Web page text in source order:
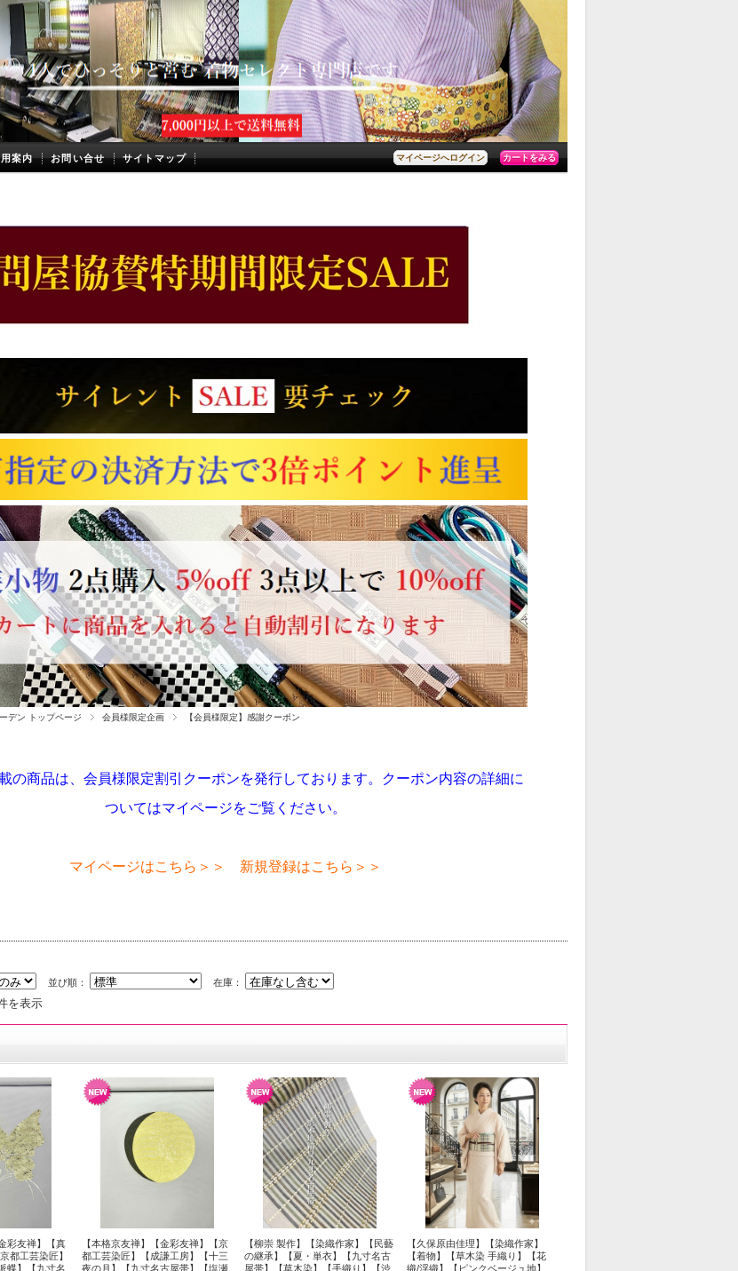
マイページへログイン カートをみる
案内 お問い合せ サイトマップ
デン トップページ 会員様限定企画 【会員様限定】感謝クーポン
の商品は、会員様限定割引クーポンを発行しております。クーポン内容の詳細に
ついてはマイページをご覧ください。
マイページはこちら＞＞ 新規登録はこちら＞＞
並び順： 在庫：
を表示
彩友禅】【真
都工芸染匠】
蝶】【九寸名
【本格京友禅】【金彩友禅】【京
都工芸染匠】【成謙工房】【十三
夜の月】【九寸名古屋帯】【塩瀬
【柳崇 製作】【染織作家】【民藝
の継承】【夏・単衣】【九寸名古
屋帯】【草木染】【手織り】【渋
【久保原由佳理】【染織作家】
【着物】【草木染 手織り】【花
織/浮織】【ピンクベージュ地】